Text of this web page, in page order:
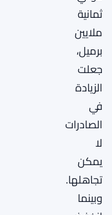
ثمانية
ملايين
برميل،
جعلت
الزيادة
في
الصادرات
لا
يمكن
تجاهلها.
وبينما